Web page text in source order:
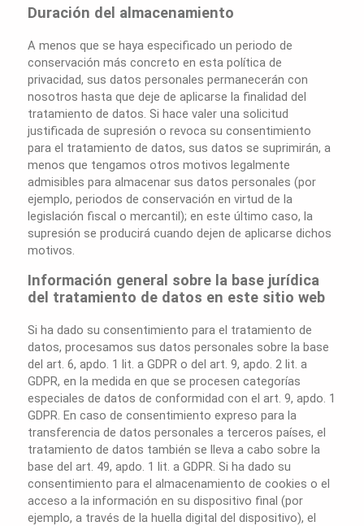
Duración del almacenamiento
A menos que se haya especificado un periodo de
conservación más concreto en esta política de
privacidad, sus datos personales permanecerán con
nosotros hasta que deje de aplicarse la finalidad del
tratamiento de datos. Si hace valer una solicitud
justificada de supresión o revoca su consentimiento
para el tratamiento de datos, sus datos se suprimirán, a
menos que tengamos otros motivos legalmente
admisibles para almacenar sus datos personales (por
ejemplo, periodos de conservación en virtud de la
legislación fiscal o mercantil); en este último caso, la
supresión se producirá cuando dejen de aplicarse dichos
motivos.
Información general sobre la base jurídica
del tratamiento de datos en este sitio web
Si ha dado su consentimiento para el tratamiento de
datos, procesamos sus datos personales sobre la base
del art. 6, apdo. 1 lit. a GDPR o del art. 9, apdo. 2 lit. a
GDPR, en la medida en que se procesen categorías
especiales de datos de conformidad con el art. 9, apdo. 1
GDPR. En caso de consentimiento expreso para la
transferencia de datos personales a terceros países, el
tratamiento de datos también se lleva a cabo sobre la
base del art. 49, apdo. 1 lit. a GDPR. Si ha dado su
consentimiento para el almacenamiento de cookies o el
acceso a la información en su dispositivo final (por
ejemplo, a través de la huella digital del dispositivo), el